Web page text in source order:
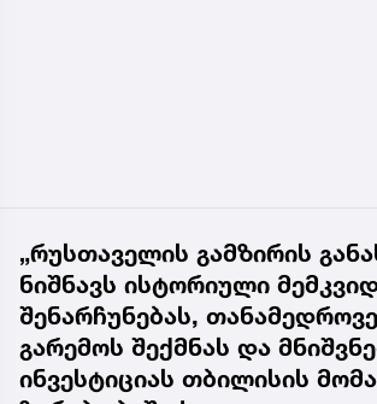
„რუსთაველის გამზირის
ნიშნავს ისტორიული
შენარჩუნებას,
გარემოს შექმნას და
ინვესტიციას თბილისის